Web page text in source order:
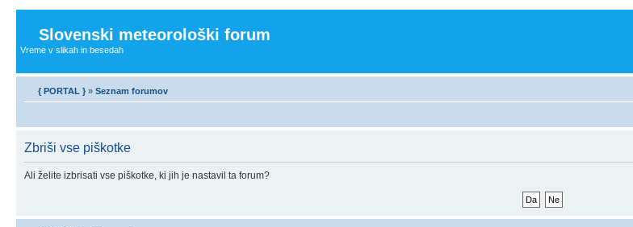
Slovenski meteorološki forum
Vreme v slikah in besedah
{ PORTAL } » Seznam forumov
Zbriši vse piškotke
Ali želite izbrisati vse piškotke, ki jih je nastavil ta forum?